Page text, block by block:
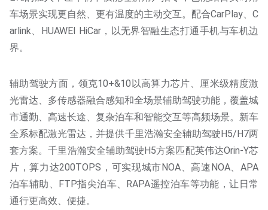
车场景实现更自然、更有温度的主动交互。配合CarPlay、C
arlink、HUAWEI HiCar，以无界智融生态打通手机与车机边
界。
辅助驾驶方面，领克10+&10以高算力芯片、厘米级精度激
光雷达、多传感器融合感知和全场景辅助驾驶功能，覆盖城
市通勤、高速长途、复杂泊车和智能交互等高频场景。新车
全系标配激光雷达，并提供千里浩瀚安全辅助驾驶H5/H7两
套方案。千里浩瀚安全辅助驾驶H5方案匹配英伟达Orin-Y芯
片，算力达200TOPS，可实现城市NOA、高速NOA、APA
泊车辅助、FTP指尖泊车、RAPA遥控泊车等功能，让日常
通行更高效、便捷。